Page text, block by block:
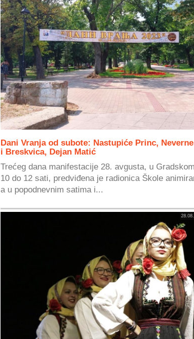
Dani Vranja od subote: Nastupiće Princ,
i Breskvica, Dejan Matić
Trećeg dana manifestacije 28. avgusta, u
10 do 12 sati, predviđena je radionica Škole
a u popodnevnim satima i...